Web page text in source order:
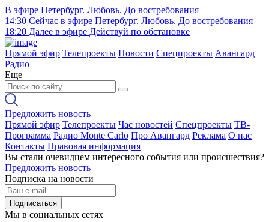
В эфире Петербург. Любовь. До востребования
14:30 Сейчас в эфире Петербург. Любовь. До востребования
18:20 Далее в эфире Действуй по обстановке
Прямой эфир Телепроекты Новости Спецпроекты Авангард
Радио
Еще
Предложить новость
Прямой эфир Телепроекты Час новостей Спецпроекты ТВ-
Программа Радио Monte Carlo Про Авангард Реклама О нас
Контакты Правовая информация
Вы стали очевидцем интересного события или происшествия?
Предложить новость
Подписка на новости
Подписаться
Мы в социальных сетях